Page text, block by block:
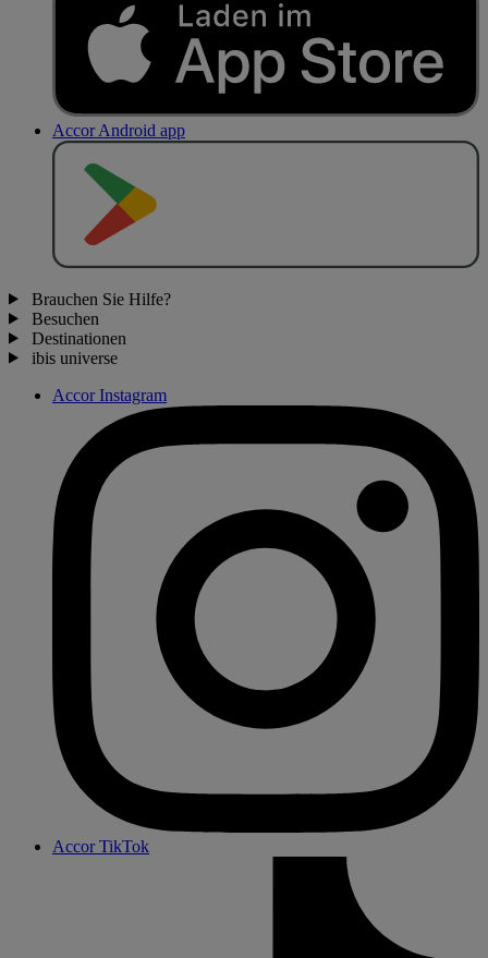
Accor Android app
Brauchen Sie Hilfe?
Besuchen
Destinationen
ibis universe
Accor Instagram
Accor TikTok